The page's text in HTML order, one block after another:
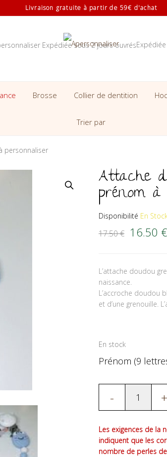
Livraison gratuite à partir de 59€ d'achat
Brosse Collier de dentition
Trier par
personnaliser
Attache
prénom
Disponibilité En
17.50€ Le prix
16.50 €
L’attache doudou
naissance.
L’accroche doudou
et d’une grenouille.
En stock
Prénom (9
- +
Les exigences de la
indiquent que les
nombre de perles